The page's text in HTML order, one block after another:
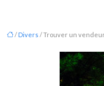
/ Divers / Trouver un